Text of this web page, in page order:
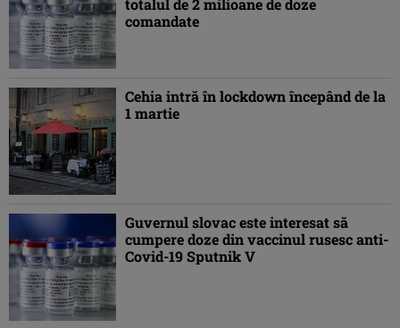
totalul de 2 milioane de doze
comandate
Cehia intră în lockdown începând de la
1 martie
Guvernul slovac este interesat să
cumpere doze din vaccinul rusesc anti-
Covid-19 Sputnik V